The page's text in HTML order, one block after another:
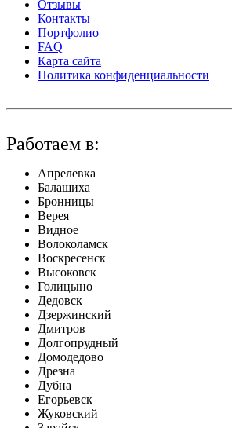
Отзывы
Контакты
Портфолио
FAQ
Карта сайта
Политика конфиденциальности
Работаем в:
Апрелевка
Балашиха
Бронницы
Верея
Видное
Волоколамск
Воскресенск
Высоковск
Голицыно
Дедовск
Дзержинский
Дмитров
Долгопрудный
Домодедово
Дрезна
Дубна
Егорьевск
Жуковский